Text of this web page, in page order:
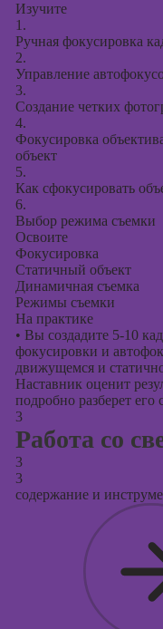
Изучите
1.
Ручная фокусировка
2.
Управление
3.
Создание четких
4.
Фокусировка
объект
5.
Как сфокусировать
6.
Выбор режима съемки
Освоите
Фокусировка
Статичный объект
Динамичная съемка
Режимы съемки
На практике
• Вы создадите 5-10
фокусировки и
движущемся и
Наставник оценит
подробно разберет его
3
Работа со
3
3
содержание и